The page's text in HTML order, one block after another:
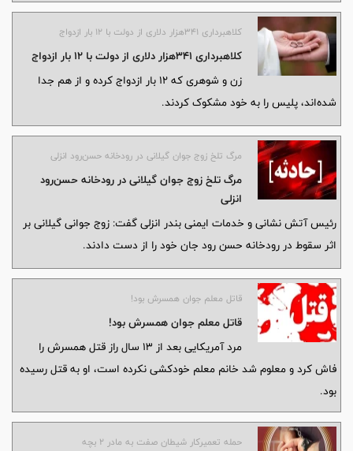
کلاهبرداری ۳۴۱هزار دلاری از دولت با ۱۲ بار ازدواج
کلاهبرداری ۳۴۱هزار دلاری از دولت با ۱۲ بار ازدواج
زن‌ و شوهری که ۱۲ بار ازدواج کرده و از هم جدا
شده‌اند، پلیس را به خود مشکوک کردند.
مرگ تلخ زوج جوان گیلانی در رودخانه حسن‌رود انزلی
مرگ تلخ زوج جوان گیلانی در رودخانه حسن‌رود
انزلی
رئیس آتش نشانی و خدمات ایمنی بندر انزلی گفت: زوج جوانی گیلانی بر
اثر سقوط در رودخانه حسن رود جان خود را از دست دادند.
قاتل معلم جوان همسرش بود!
قاتل معلم جوان همسرش بود!
مرد آمریکایی بعد از ۱۳ سال راز قتل همسرش را
فاش کرد و معلوم شد خانم معلم خودکشی نکرده است، او به قتل رسیده
بود.
حمله تعمیرکار شیطان صفت به مادر ۲ بچه